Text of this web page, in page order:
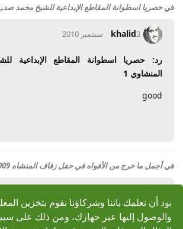
نود أن نعلمك باننا وشركاؤنا نقوم بتخزين
والوصول إليها عبر جهازك، ومن ذلك على
فيحصريا اسطوانة المقاطع الإبداعية للشيخ محمد
khalid3 سبتمبر 2010
رد: حصريا اسطوانة المقاطع الإبداعية
المنشاوي 1
good
فيأجمل ما خرج من الأفواه في حفل زفاف المنشاه 30/11/2009م
رد: أجمل ما خرج من الأفواه في حفل